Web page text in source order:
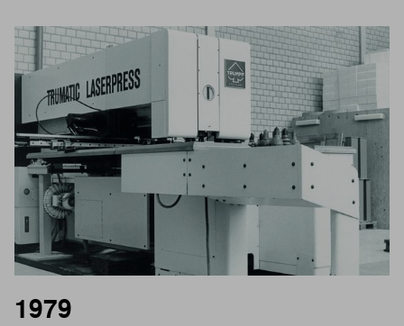
1979